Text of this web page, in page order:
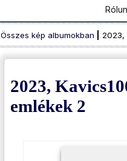
Összes kép albumokban 2023,
2023,
emlékek 2